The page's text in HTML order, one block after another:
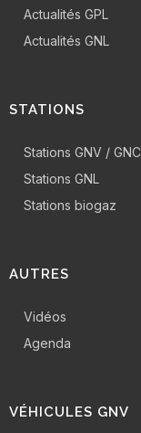
Actualités GPL
Actualités GNL
STATIONS
Stations GNV / GNC
Stations GNL
Stations biogaz
AUTRES
Vidéos
Agenda
VÉHICULES GNV